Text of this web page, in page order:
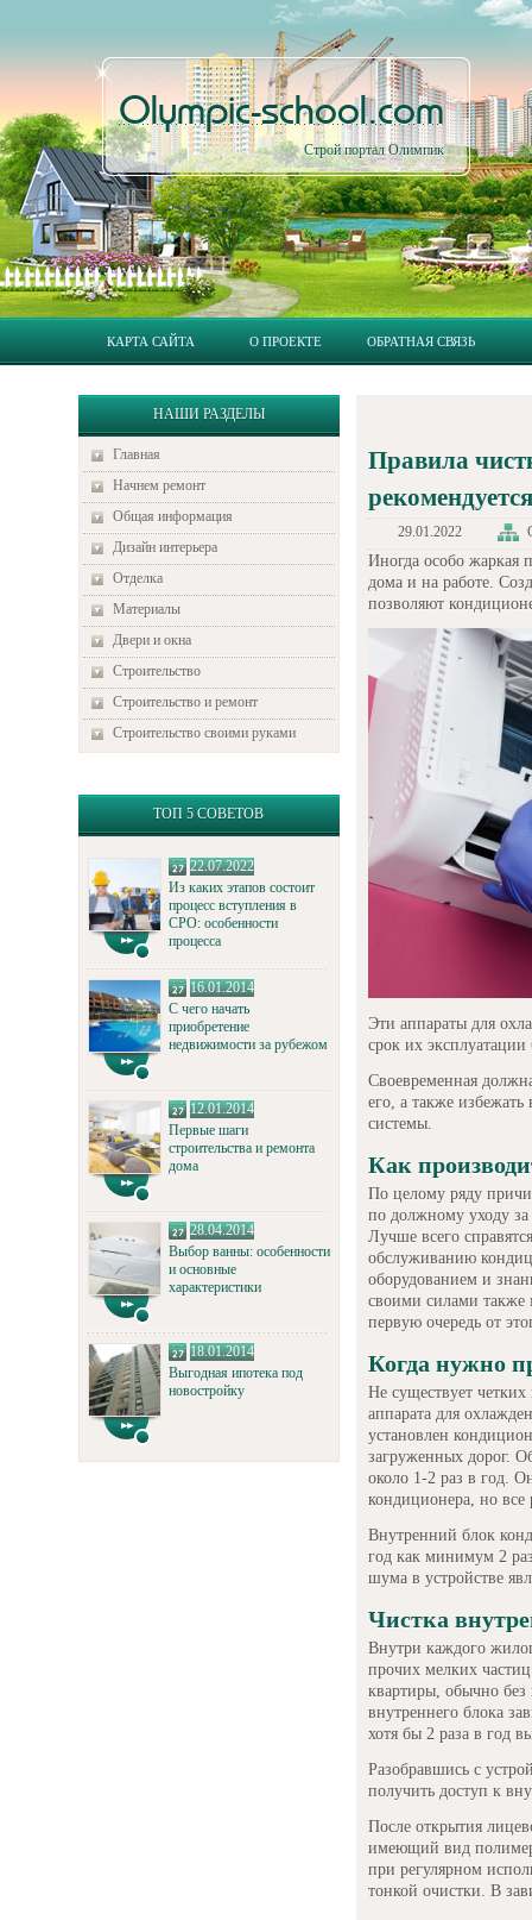
Olympic-school.com
Строй портал Олимпик
КАРТА САЙТА О ПРОЕКТЕ ОБРАТНАЯ СВЯЗЬ
НАШИ РАЗДЕЛЫ
Главная
Начнем ремонт
Общая информация
Дизайн интерьера
Отделка
Материалы
Двери и окна
Строительство
Строительство и ремонт
Строительство своими руками
ТОП 5 СОВЕТОВ
22.07.2022
Из каких этапов состоит
процесс вступления в
СРО: особенности
процесса
16.01.2014
С чего начать
приобретение
недвижимости за рубежом
12.01.2014
Первые шаги
строительства и ремонта
дома
28.04.2014
Выбор ванны: особенности
и основные
характеристики
18.01.2014
Выгодная ипотека под
новостройку
Правила
29.01.2022
Иногда особо жаркая
дома и на работе.
позволяют
Эти аппараты для
срок их
Своевременная
его, а также
системы.
Как
По целому ряду
по должному уходу
Лучше всего
обслуживанию
оборудованием и
своими силами
первую очередь от
Когда нужно
Не существует
аппарата для
установлен
загруженных дорог.
около 1-2 раз в год.
кондиционера, но все
Внутренний блок
год как минимум 2
шума в устройстве
Чистка
Внутри каждого
прочих мелких
квартиры, обычно без
внутреннего блока
хотя бы 2 раза в год
Разобравшись с
получить доступ к
После открытия
имеющий вид
при регулярном
тонкой очистки. В